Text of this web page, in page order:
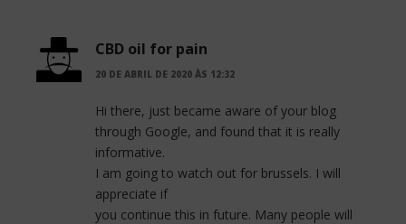
CBD oil for pain
20 DE ABRIL DE 2020 ÀS 12:32
Hi there, just became aware of your blog
through Google, and found that it is really
informative.
I am going to watch out for brussels. I will
appreciate if
you continue this in future. Many people will